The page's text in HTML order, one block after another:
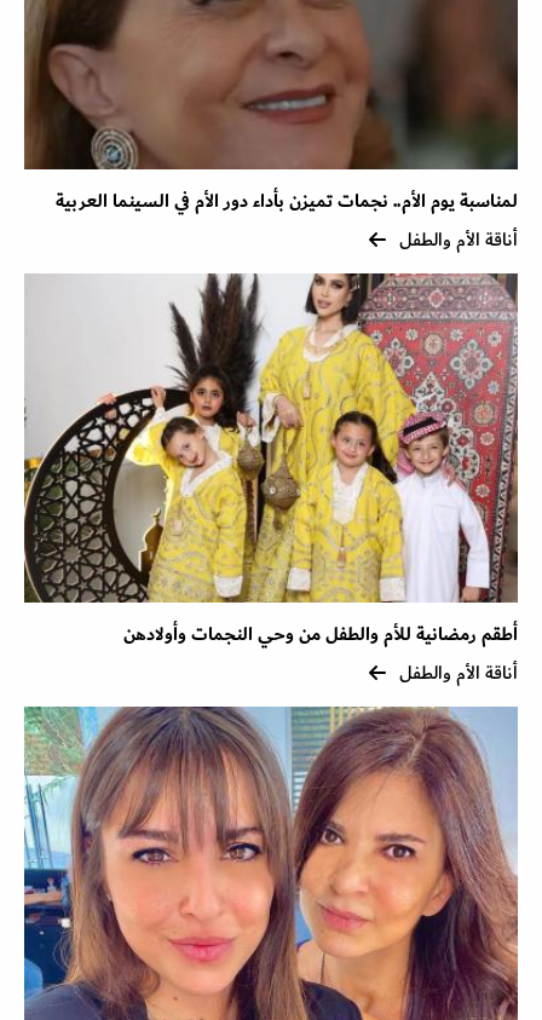
لمناسبة يوم الأم.. نجمات تميزن بأداء دور الأم في السينما العربية
أناقة الأم والطفل
أطقم رمضانية للأم والطفل من وحي النجمات وأولادهن
أناقة الأم والطفل